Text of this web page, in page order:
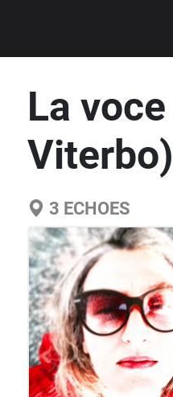
La
Viterbo)
3 ECHOES